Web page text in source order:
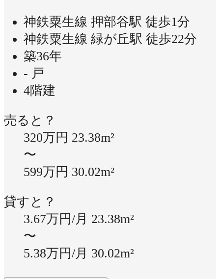
神鉄粟生線 押部谷駅 徒歩1分
神鉄粟生線 緑が丘駅 徒歩22分
築36年
- 戸
4階建
売ると？
320万円 23.38m²
〜
599万円 30.02m²
貸すと？
3.67万円/月 23.38m²
〜
5.38万円/月 30.02m²